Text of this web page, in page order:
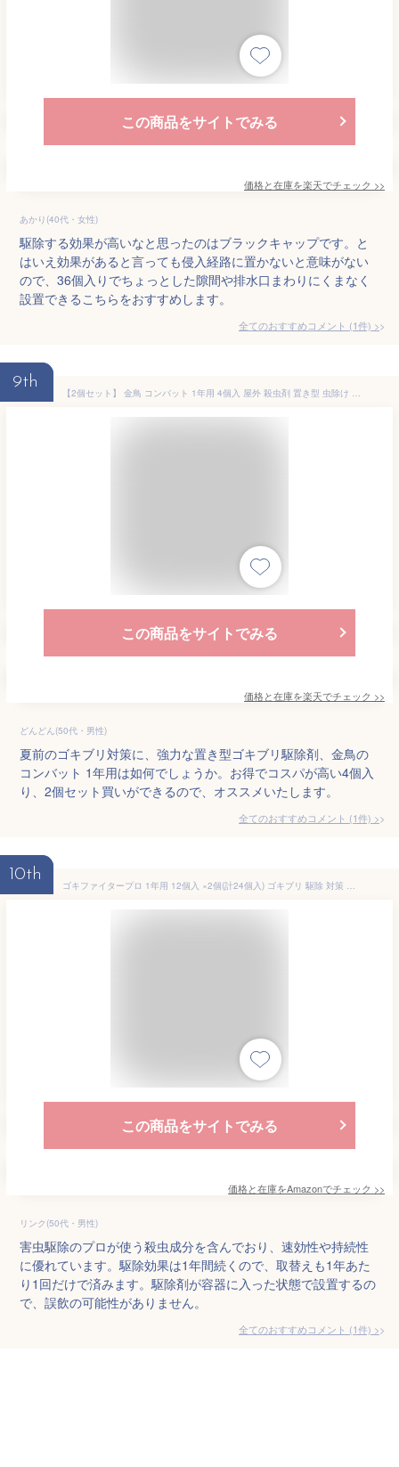
この商品をサイトでみる
価格と在庫を楽天でチェック >>
あかり(40代・女性)
駆除する効果が高いなと思ったのはブラックキャップです。と
はいえ効果があると言っても侵入経路に置かないと意味がない
ので、36個入りでちょっとした隙間や排水口まわりにくまなく
設置できるこちらをおすすめします。
全てのおすすめコメント (1件) >
9th
【2個セット】 金鳥 コンバット 1年用 4個入 屋外 殺虫剤 置き型 虫除け 洗剤 大日本除虫菊 スキマ ゴキブリ駆除 害虫 置き型タイプ 防虫 ごきぶり 置くだけ 駆除 キンチョー 防虫剤 対策 ゴキブリ用 清掃 毒餌剤 ゴキブリ対策 掃除 ゴキブリ退治
この商品をサイトでみる
価格と在庫を楽天でチェック >>
どんどん(50代・男性)
夏前のゴキブリ対策に、強力な置き型ゴキブリ駆除剤、金鳥の
コンバット 1年用は如何でしょうか。お得でコスパが高い4個入
り、2個セット買いができるので、オススメいたします。
全てのおすすめコメント (1件) >
10th
ゴキファイタープロ 1年用 12個入 ×2個(計24個入) ゴキブリ 駆除 対策 巣ごと退治 置き型 抵抗性 大型ゴキブリ 卵にも効く 連鎖殺虫 可燃ゴミで捨てられる フマキラー
この商品をサイトでみる
価格と在庫をAmazonでチェック >>
リンク(50代・男性)
害虫駆除のプロが使う殺虫成分を含んでおり、速効性や持続性
に優れています。駆除効果は1年間続くので、取替えも1年あた
り1回だけで済みます。駆除剤が容器に入った状態で設置するの
で、誤飲の可能性がありません。
全てのおすすめコメント (1件) >